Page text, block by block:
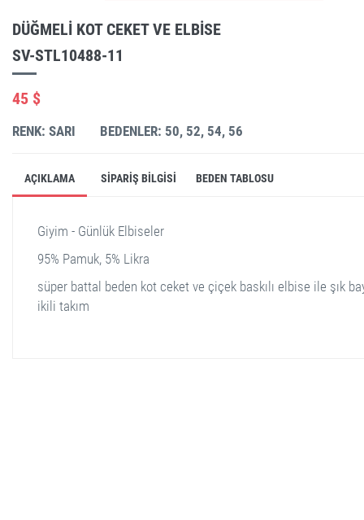
DÜĞMELI KOT CEKET VE ELBISE
SV-STL10488-11
45 $
RENK: SARI BEDENLER: 50, 52, 54, 56
AÇIKLAMA SIPARIŞ BILGISI BEDEN TABLOSU
Giyim - Günlük Elbiseler
95% Pamuk, 5% Likra
süper battal beden kot ceket ve çiçek baskılı elbise ile şık
ikili takım